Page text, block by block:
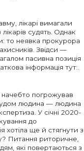
лікарі вимагали
судять. Однак
то неявка прокурора
Звідси —
пасивна позиція
інформація тут:.
начебто погрожував
людина — людина
У січні 2020-
до
хотіла ще й стягнути з
Питання риторичне,
які повертаються з